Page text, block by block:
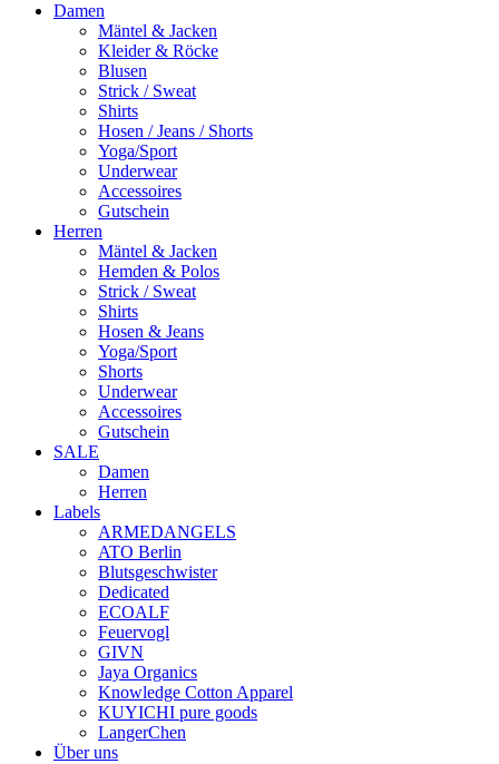
Damen
Mäntel & Jacken
Kleider & Röcke
Blusen
Strick / Sweat
Shirts
Hosen / Jeans / Shorts
Yoga/Sport
Underwear
Accessoires
Gutschein
Herren
Mäntel & Jacken
Hemden & Polos
Strick / Sweat
Shirts
Hosen & Jeans
Yoga/Sport
Shorts
Underwear
Accessoires
Gutschein
SALE
Damen
Herren
Labels
ARMEDANGELS
ATO Berlin
Blutsgeschwister
Dedicated
ECOALF
Feuervogl
GIVN
Jaya Organics
Knowledge Cotton Apparel
KUYICHI pure goods
LangerChen
Über uns